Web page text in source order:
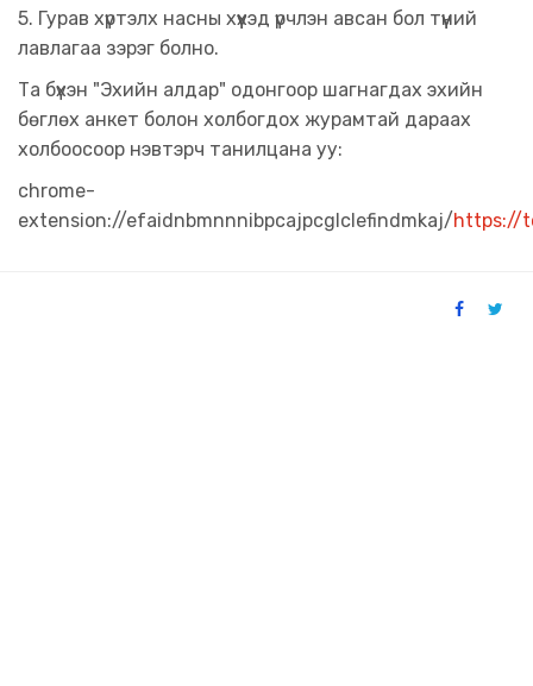
5. Гурав хүртэлх насны хүүхэд үрчлэн авсан бол түүний
лавлагаа зэрэг болно.
Та бүхэн "Эхийн алдар" одонгоор шагнагдах эхийн
бөглөх анкет болон холбогдох журамтай дараах
холбоосоор нэвтэрч танилцана уу:
chrome-
extension://efaidnbmnnnibpcajpcglclefindmkaj/https://